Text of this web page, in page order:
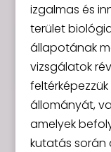
izgalmas és
terület
állapotának
vizsgálatok
állományát,
amelyek
kutatás során